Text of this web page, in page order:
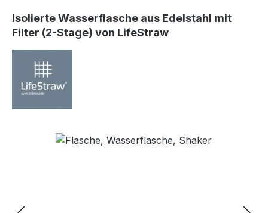
Isolierte Wasserflasche aus Edelstahl mit
Filter (2-Stage) von LifeStraw
Bildergalerie überspringen